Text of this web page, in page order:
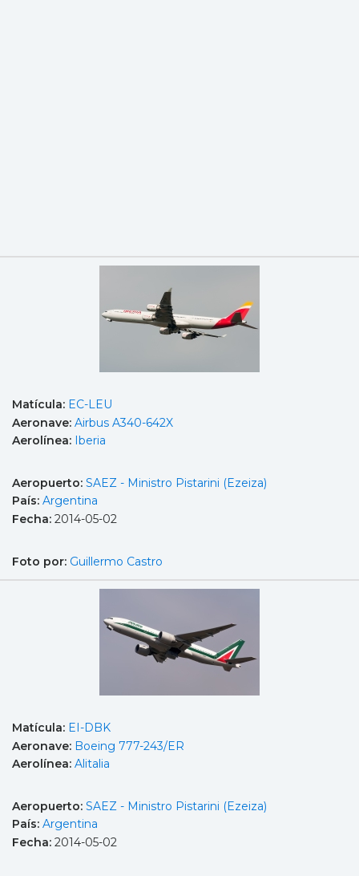
Matícula: EC-LEU
Aeronave: Airbus A340-642X
Aerolínea: Iberia
Aeropuerto: SAEZ - Ministro Pistarini (Ezeiza)
País: Argentina
Fecha: 2014-05-02
Foto por: Guillermo Castro
Matícula: EI-DBK
Aeronave: Boeing 777-243/ER
Aerolínea: Alitalia
Aeropuerto: SAEZ - Ministro Pistarini (Ezeiza)
País: Argentina
Fecha: 2014-05-02